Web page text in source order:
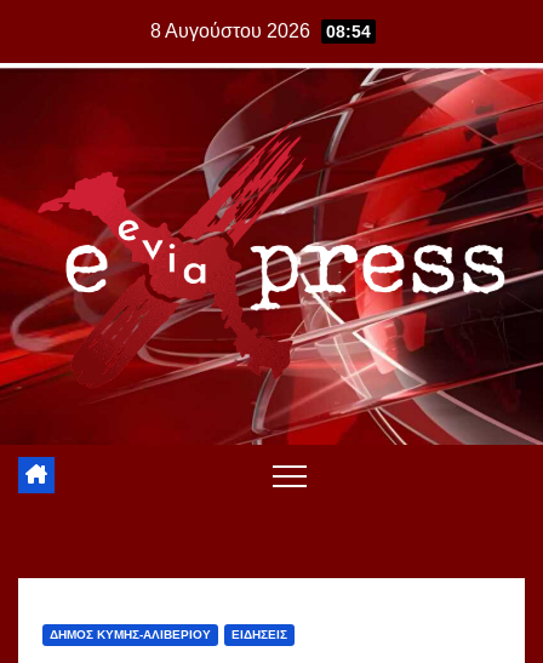
8 Αυγούστου 2026 08:54
ΔΗΜΟΣ ΚΥΜΗΣ-ΑΛΙΒΕΡΙΟΥ ΕΙΔΗΣΕΙΣ